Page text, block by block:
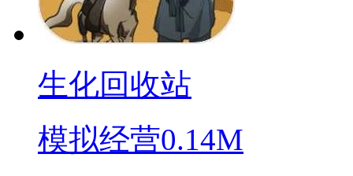
生化回收站
模拟经营0.14M